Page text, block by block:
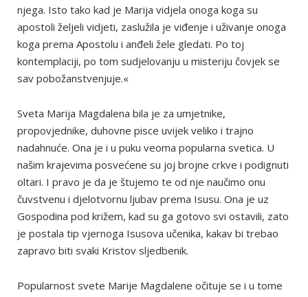
njega. Isto tako kad je Marija vidjela onoga koga su
apostoli željeli vidjeti, zaslužila je viđenje i uživanje onoga
koga prema Apostolu i anđeli žele gledati. Po toj
kontemplaciji, po tom sudjelovanju u misteriju čovjek se
sav pobožanstvenjuje.«
Sveta Marija Magdalena bila je za umjetnike,
propovjednike, duhovne pisce uvijek veliko i trajno
nadahnuće. Ona je i u puku veoma popularna svetica. U
našim krajevima posvećene su joj brojne crkve i podignuti
oltari. I pravo je da je štujemo te od nje naučimo onu
čuvstvenu i djelotvornu ljubav prema Isusu. Ona je uz
Gospodina pod križem, kad su ga gotovo svi ostavili, zato
je postala tip vjernoga Isusova učenika, kakav bi trebao
zapravo biti svaki Kristov sljedbenik.
Popularnost svete Marije Magdalene očituje se i u tome